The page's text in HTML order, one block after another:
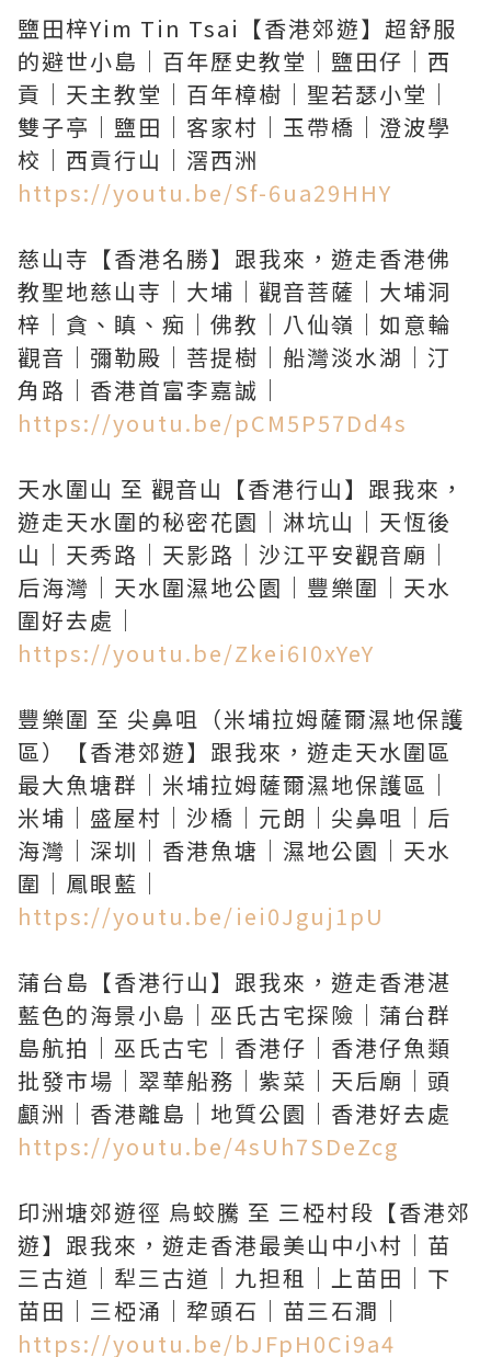
鹽田梓Yim Tin Tsai【香港郊遊】超舒服
的避世小島｜百年歷史教堂｜鹽田仔｜西
貢｜天主教堂｜百年樟樹｜聖若瑟小堂｜
雙子亭｜鹽田｜客家村｜玉帶橋｜澄波學
https://youtu.be/Sf-6ua29HHY
慈山寺【香港名勝】跟我來，遊走香港佛
教聖地慈山寺｜大埔｜觀音菩薩｜大埔洞
梓｜貪、瞋、痴｜佛教｜八仙嶺｜如意輪
觀音｜彌勒殿｜菩提樹｜船灣淡水湖｜汀
https://youtu.be/pCM5P57Dd4s
天水圍山 至 觀音山【香港行山】跟我來，
遊走天水圍的秘密花園｜淋坑山｜天恆後
山｜天秀路｜天影路｜沙江平安觀音廟｜
后海灣｜天水圍濕地公園｜豐樂圍｜天水
https://youtu.be/Zkei6I0xYeY
豐樂圍 至 尖鼻咀（米埔拉姆薩爾濕地保護
區）【香港郊遊】跟我來，遊走天水圍區
最大魚塘群｜米埔拉姆薩爾濕地保護區｜
米埔｜盛屋村｜沙橋｜元朗｜尖鼻咀｜后
海灣｜深圳｜香港魚塘｜濕地公園｜天水
https://youtu.be/iei0Jguj1pU
蒲台島【香港行山】跟我來，遊走香港湛
藍色的海景小島｜巫氏古宅探險｜蒲台群
島航拍｜巫氏古宅｜香港仔｜香港仔魚類
批發市場｜翠華船務｜紫菜｜天后廟｜頭
https://youtu.be/4sUh7SDeZcg
印洲塘郊遊徑 烏蛟騰 至 三椏村段【香港郊
遊】跟我來，遊走香港最美山中小村｜苗
三古道｜犁三古道｜九担租｜上苗田｜下
https://youtu.be/bJFpH0Ci9a4